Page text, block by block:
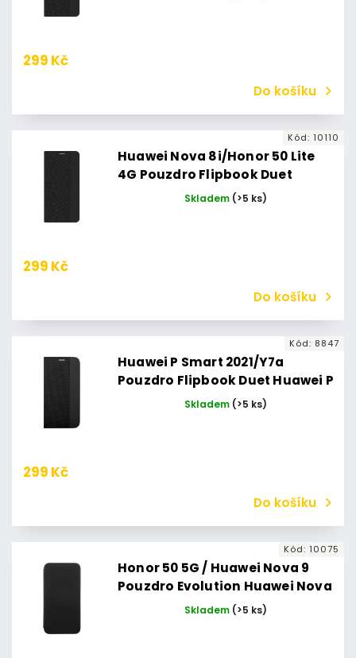
299 Kč
Do košíku
Huawei Nova 8i/Honor 50 Lite
4G Pouzdro Flipbook Duet
Honor 50 Lite 4G/Huawei Nova
Skladem (>5 ks)
299 Kč
Do košíku
Kód: 10110
Huawei P Smart 2021/Y7a
Pouzdro Flipbook Duet Huawei P
Smart 2021/Huawei Y7a (Černé)
Skladem (>5 ks)
299 Kč
Do košíku
Kód: 8847
Honor 50 5G / Huawei Nova 9
Pouzdro Evolution Huawei Nova
9/Honor 50 5G (Černé)
Skladem (>5 ks)
Kód: 10075